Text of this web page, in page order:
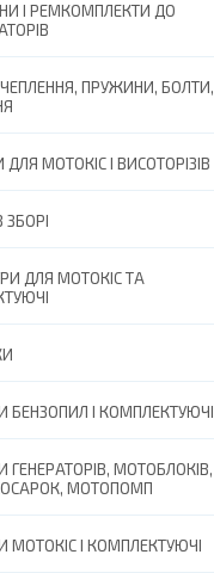
І РЕМКОМПЛЕКТИ ДО
ПРУЖИНИ, БОЛТИ,
МОТОКІС І ВИСОТОРІЗІВ
ЗБОРІ
ДЛЯ МОТОКІС ТА
БЕНЗОПИЛ І КОМПЛЕКТУЮЧІ
ГЕНЕРАТОРІВ, МОТОБЛОКІВ,
МОТОПОМП
МОТОКІС І КОМПЛЕКТУЮЧІ